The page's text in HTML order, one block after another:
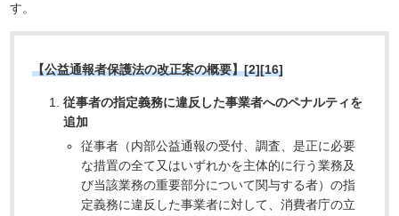
す。
【公益通報者保護法の改正案の概要】[2][16]
従事者の指定義務に違反した事業者へのペナルティを
追加
従事者（内部公益通報の受付、調査、是正に必要
な措置の全て又はいずれかを主体的に行う業務及
び当該業務の重要部分について関与する者）の指
定義務に違反した事業者に対して、消費者庁の立